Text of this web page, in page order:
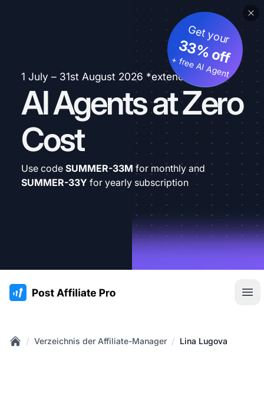
1 July – 31st August 2026 *extended
AI Agents at Zero
Cost
Get your
33% off
+ free AI Agent
Use code SUMMER-33M for monthly and
SUMMER-33Y for yearly subscription
:site.title
/ Verzeichnis der Affiliate-Manager / Lina Lugova